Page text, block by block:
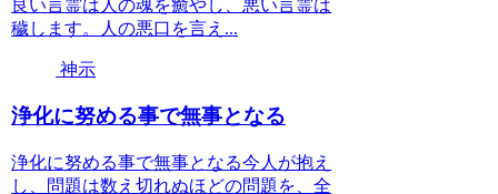
良い言霊は人の魂を癒やし、悪い言霊は
穢します。人の悪口を言え...
神示
浄化に努める事で無事となる
浄化に努める事で無事となる今人が抱え
し、問題は数え切れぬほどの問題を、全